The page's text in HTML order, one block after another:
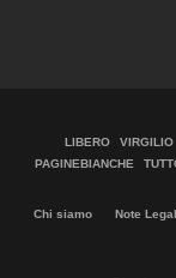
LIBERO VIRGILIO
PAGINEBIANCHE
Chi siamo Note